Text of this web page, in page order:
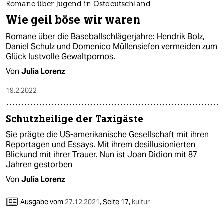
Romane über Jugend in Ostdeutschland
Wie geil böse wir waren
Romane über die Baseballschlägerjahre: Hendrik Bolz,
Daniel Schulz und Domenico Müllensiefen vermeiden zum
Glück lustvolle Gewaltpornos.
Von Julia Lorenz
19.2.2022
Schutzheilige der Taxigäste
Sie prägte die US-amerikanische Gesellschaft mit ihren
Reportagen und Essays. Mit ihrem desillusionierten
Blickund mit ihrer Trauer. Nun ist Joan Didion mit 87
Jahren gestorben
Von Julia Lorenz
Ausgabe vom 27.12.2021,Seite 17, kultur